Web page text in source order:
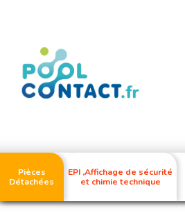
Pièces
Détachées
EPI ,Affichage de sécurité
et chimie technique